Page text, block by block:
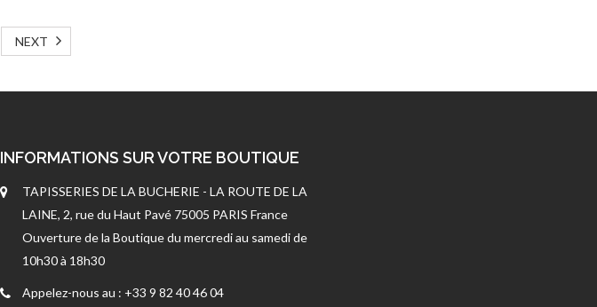
NEXT
INFORMATIONS SUR VOTRE BOUTIQUE
TAPISSERIES DE LA BUCHERIE - LA ROUTE DE LA
LAINE, 2, rue du Haut Pavé 75005 PARIS France
Ouverture de la Boutique du mercredi au samedi de
10h30 à 18h30
Appelez-nous au : +33 9 82 40 46 04